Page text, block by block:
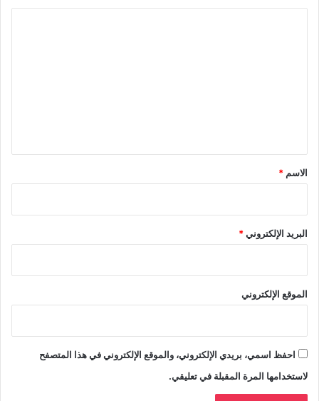
*
الاسم *
البريد الإلكتروني*
الموقع الإلكتروني
احفظ اسمي، بريدي الإلكتروني، والموقع الإلكتروني في هذا المتصفح
لاستخدامها المرة المقبلة في تعليقي.